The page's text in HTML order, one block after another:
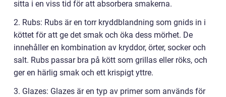
sitta i en viss tid för att absorbera smakerna.
2. Rubs: Rubs är en torr kryddblandning som gnids in i
köttet för att ge det smak och öka dess mörhet. De
innehåller en kombination av kryddor, örter, socker och
salt. Rubs passar bra på kött som grillas eller röks, och
ger en härlig smak och ett krispigt yttre.
3. Glazes: Glazes är en typ av primer som används för